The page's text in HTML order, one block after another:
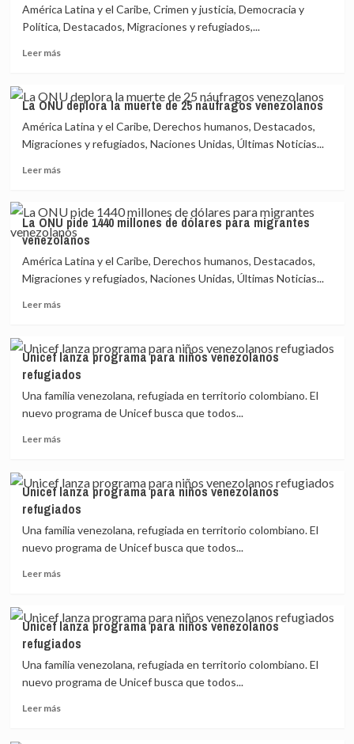
3000
migrantes
en
a
restricción
de
movilidad
América Latina y el Caribe, Crimen y justicia, Democracia y
Política, Destacados, Migraciones y refugiados,...
Leer másLeer
Pandillas
violentas
atizan
la
centroamericana
La ONU deplora la muerte de 25 náufragos venezolanos
América Latina y el Caribe, Derechos humanos, Destacados,
Migraciones y refugiados, Naciones Unidas, Últimas Noticias...
Leer másLeer
La
ONU
deplora
la
25
La ONU pide 1440 millones de dólares para migrantes
venezolanos
América Latina y el Caribe, Derechos humanos, Destacados,
Migraciones y refugiados, Naciones Unidas, Últimas Noticias...
Leer másLeer
La
ONU
pide
1440
dólares
venezolanos
Unicef lanza programa para niños venezolanos
refugiados
Una familia venezolana, refugiada en territorio colombiano. El
nuevo programa de Unicef busca que todos...
Leer másLeer
Unicef
lanza
programa
para
venezolanos
refugiados
Unicef lanza programa para niños venezolanos
refugiados
Una familia venezolana, refugiada en territorio colombiano. El
nuevo programa de Unicef busca que todos...
Leer másLeer
Unicef
lanza
programa
para
venezolanos
refugiados
Unicef lanza programa para niños venezolanos
refugiados
Una familia venezolana, refugiada en territorio colombiano. El
nuevo programa de Unicef busca que todos...
Leer másLeer